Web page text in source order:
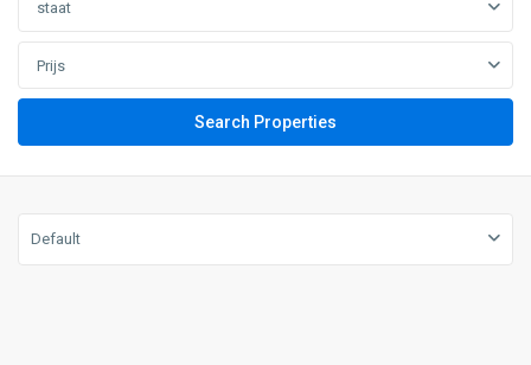
staat
Prijs
Default